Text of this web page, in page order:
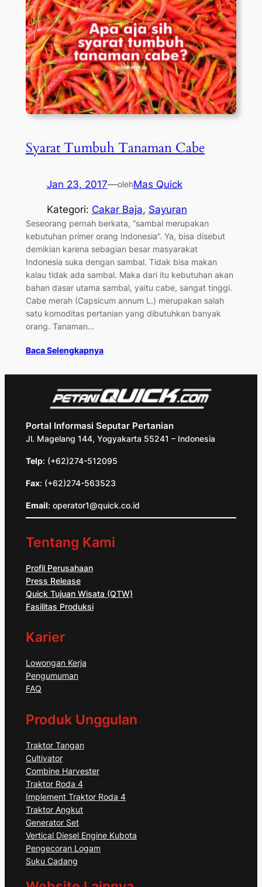
Syarat Tumbuh Tanaman Cabe
Jan 23, 2017—olehMas Quick
Kategori: Cakar Baja, Sayuran
Seseorang pernah berkata, “sambal merupakan
kebutuhan primer orang Indonesia”. Ya, bisa disebut
demikian karena sebagian besar masyarakat
Indonesia suka dengan sambal. Tidak bisa makan
kalau tidak ada sambal. Maka dari itu kebutuhan akan
bahan dasar utama sambal, yaitu cabe, sangat tinggi.
Cabe merah (Capsicum annum L.) merupakan salah
satu komoditas pertanian yang dibutuhkan banyak
orang. Tanaman…
Baca Selengkapnya
Portal Informasi Seputar Pertanian
Jl. Magelang 144, Yogyakarta 55241 – Indonesia
Telp: (+62)274-512095
Fax: (+62)274-563523
Email: operator1@quick.co.id
Tentang Kami
Profil Perusahaan
Press Release
Quick Tujuan Wisata (QTW)
Fasilitas Produksi
Karier
Lowongan Kerja
Pengumuman
FAQ
Produk Unggulan
Traktor Tangan
Cultivator
Combine Harvester
Traktor Roda 4
Implement Traktor Roda 4
Traktor Angkut
Generator Set
Vertical Diesel Engine Kubota
Pengecoran Logam
Suku Cadang